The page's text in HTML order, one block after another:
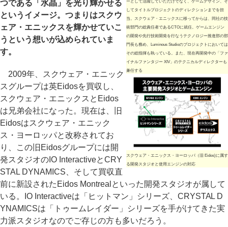
ーとして活躍していただけでなく、ゲームデザイン、そ
してタイトルプロジェクトのディレクションまでを担
当。スクウェア・エニックスに移ってからは、同社の技
術部門の総責任者であるCTOに就任。ゲームエンジン
の開発や先行技術開発を行なうテクノロジー推進部の部
門長も務め、Luminous Studioのプロジェクトにおいては
その総指揮も執っている。また、現在再開発中の「ファ
イナルファンタジー XIV」のテクニカルディレクターも
兼任する
スクウェア・エニックス・ヨーロッパ（旧 Eidos)に属す
る開発スタジオと使用エンジンの対応
つである「水晶」を光り輝かせる
というイメージ。つまりはスクウ
ェア・エニックスを輝かせていこ
うという想いが込められていま
す。
2009年、スクウェア・エニック
スグループは英Eidosを買収し、
スクウェア・エニックスとEidos
は兄弟会社になった。現在は、旧
Eidosはスクウェア・エニック
ス・ヨーロッパと改称されてお
り、この旧Eidosグループには開
発スタジオのIO InteractiveとCRY
STAL DYNAMICS、そして買収直
前に新設されたEidos Montrealといった開発スタジオが属して
いる。IO Interactiveは「ヒットマン」シリーズ、CRYSTAL D
YNAMICSは「トゥームレイダー」シリーズを手がけてきた実
力派スタジオなのでご存じの方も多いだろう。